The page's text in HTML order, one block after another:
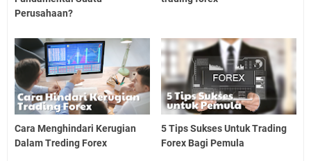
Perusahaan?
Cara Menghindari Kerugian
Dalam Treding Forex
5 Tips Sukses Untuk Trading
Forex Bagi Pemula